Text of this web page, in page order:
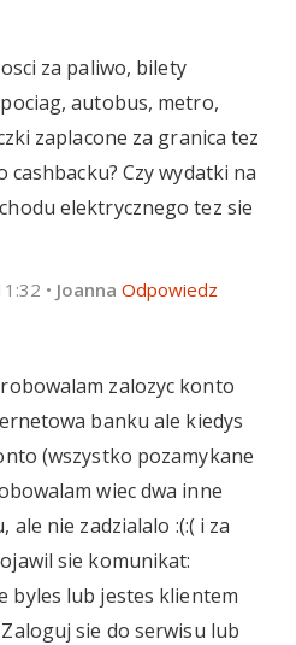
za paliwo, bilety
autobus, metro,
zaplacone za granica tez
cashbacku? Czy wydatki na
elektrycznego tez sie
• Joanna Odpowiedz
zalozyc konto
banku ale kiedys
(wszystko pozamykane
wiec dwa inne
ale nie zadzialalo :(:( i za
sie komunikat:
byles lub jestes klientem
sie do serwisu lub